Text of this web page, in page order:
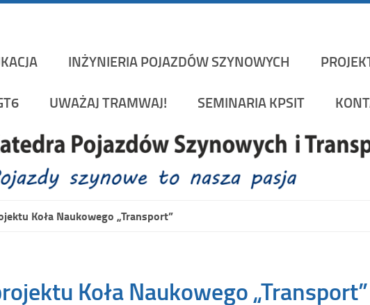
INŻYNIERIA POJAZDÓW SZYNOWYCH
UWAŻAJ TRAMWAJ! SEMINARIA KPSIT
Koła Naukowego „Transport”
Koła Naukowego „Transport”